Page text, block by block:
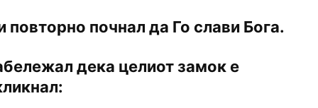
почнал да Го слави Бога.
дека целиот замок е